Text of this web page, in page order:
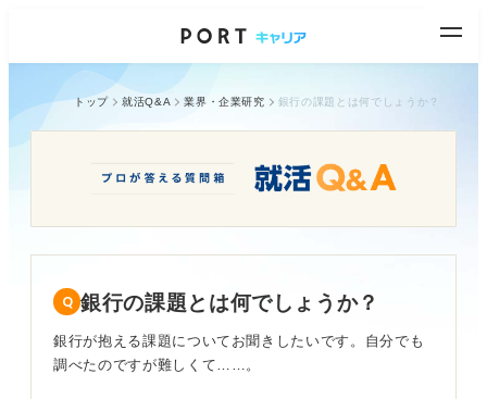
トップ 就活Q&A 業界・企業研究 銀行の課題とは何でしょうか？
銀行の課題とは何でしょうか？
銀行が抱える課題についてお聞きしたいです。自分でも
調べたのですが難しくて……。